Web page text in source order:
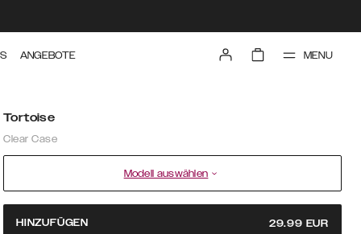
ANGEBOTE MENU
Tortoise
Clear Case
Modell auswählen
HINZUFÜGEN 29.99 EUR